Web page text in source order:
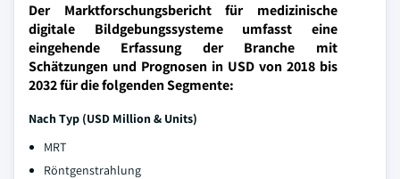
Der Marktforschungsbericht für medizinische
digitale Bildgebungssysteme umfasst eine
eingehende Erfassung der Branche mit
Schätzungen und Prognosen in USD von 2018 bis
2032 für die folgenden Segmente:
Nach Typ (USD Million & Units)
MRT
Röntgenstrahlung